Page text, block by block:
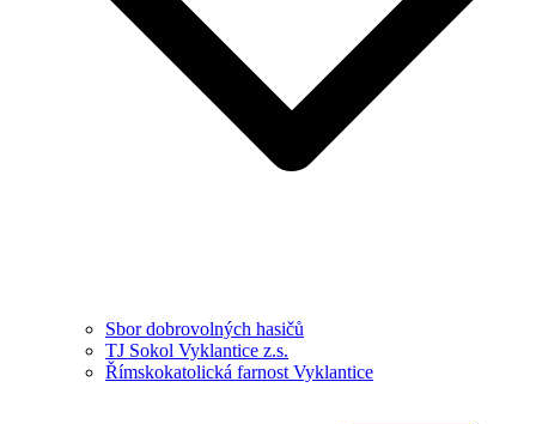
Sbor dobrovolných hasičů
TJ Sokol Vyklantice z.s.
Římskokatolická farnost Vyklantice